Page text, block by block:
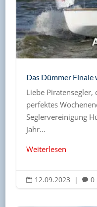
Das Dümmer
Liebe Piratensegler,
perfektes
Seglervereinigung
Jahr...
Weiterlesen
 12.09.2023 |  0